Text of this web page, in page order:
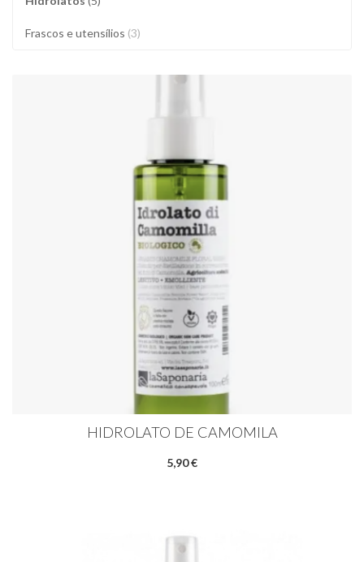
Frascos e utensílios (3)
HIDROLATO DE CAMOMILA
5,90 €